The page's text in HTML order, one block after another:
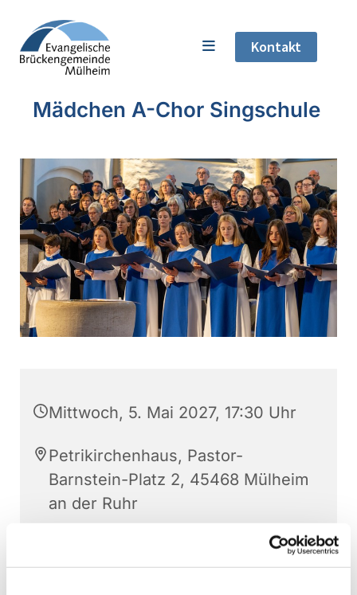
Kontakt
Mädchen A-Chor Singschule
Mittwoch, 5. Mai 2027, 17:30 Uhr
Petrikirchenhaus, Pastor-
Barnstein-Platz 2, 45468 Mülheim
an der Ruhr